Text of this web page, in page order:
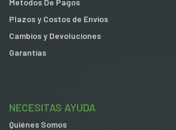
Metodos De Pagos
Plazos y Costos de Envios
Cambios y Devoluciones
Garantias
NECESITAS AYUDA
Quiénes Somos